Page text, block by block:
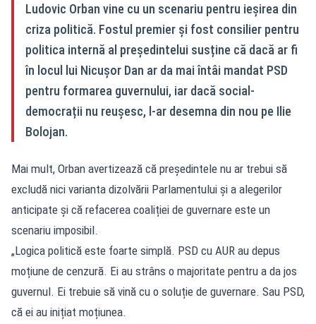
Ludovic Orban vine cu un scenariu pentru ieșirea din
criza politică. Fostul premier și fost consilier pentru
politica internă al președintelui susține că dacă ar fi
în locul lui Nicușor Dan ar da mai întâi mandat PSD
pentru formarea guvernului, iar dacă social-
democrații nu reușesc, l-ar desemna din nou pe Ilie
Bolojan.
Mai mult, Orban avertizează că președintele nu ar trebui să
excludă nici varianta dizolvării Parlamentului și a alegerilor
anticipate și că refacerea coaliției de guvernare este un
scenariu imposibil.
„Logica politică este foarte simplă. PSD cu AUR au depus
moțiune de cenzură. Ei au strâns o majoritate pentru a da jos
guvernul. Ei trebuie să vină cu o soluție de guvernare. Sau PSD,
că ei au inițiat moțiunea.